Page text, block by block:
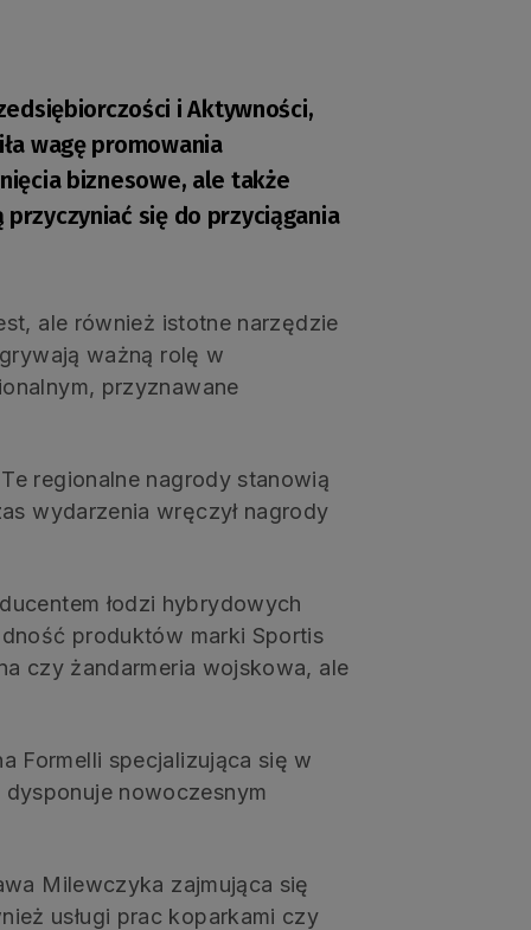
i Aktywności,
wagę promowania
biznesowe, ale także
się do przyciągania
ale również istotne narzędzie
ważną rolę w
przyznawane
regionalne nagrody stanowią
wydarzenia wręczył nagrody
łodzi hybrydowych
produktów marki Sportis
czy żandarmeria wojskowa, ale
Formelli specjalizująca się w
nowoczesnym
Milewczyka zajmująca się
usługi prac koparkami czy